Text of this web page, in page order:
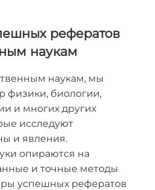
рефератов
наукам
наукам, мы
физики, биологии,
и многих других
исследуют
и явления.
опираются на
и точные методы
успешных рефератов